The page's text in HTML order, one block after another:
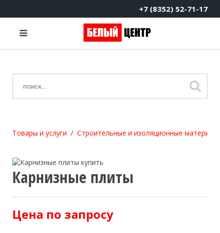
+7 (8352) 52-71-17
Товары и услуги Строительные и изоляционные
Карнизные плиты
Цена по запросу